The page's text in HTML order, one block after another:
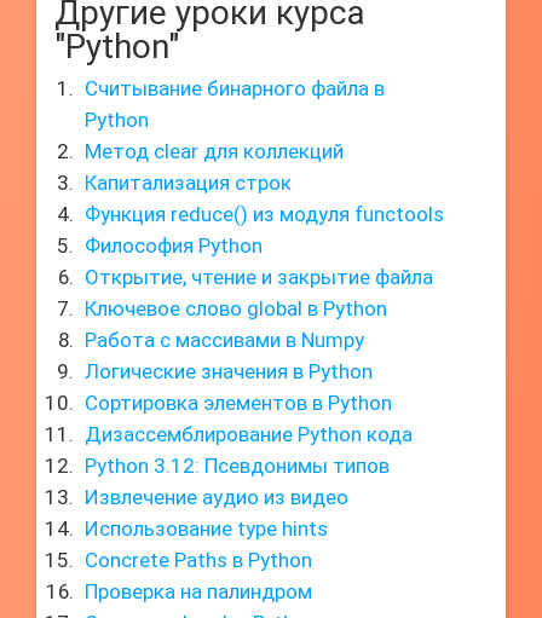
Другие уроки курса
"Python"
Считывание бинарного файла в
Python
Метод clear для коллекций
Капитализация строк
Функция reduce() из модуля functools
Философия Python
Открытие, чтение и закрытие файла
Ключевое слово global в Python
Работа с массивами в Numpy
Логические значения в Python
Сортировка элементов в Python
Дизассемблирование Python кода
Python 3.12: Псевдонимы типов
Извлечение аудио из видео
Использование type hints
Concrete Paths в Python
Проверка на палиндром